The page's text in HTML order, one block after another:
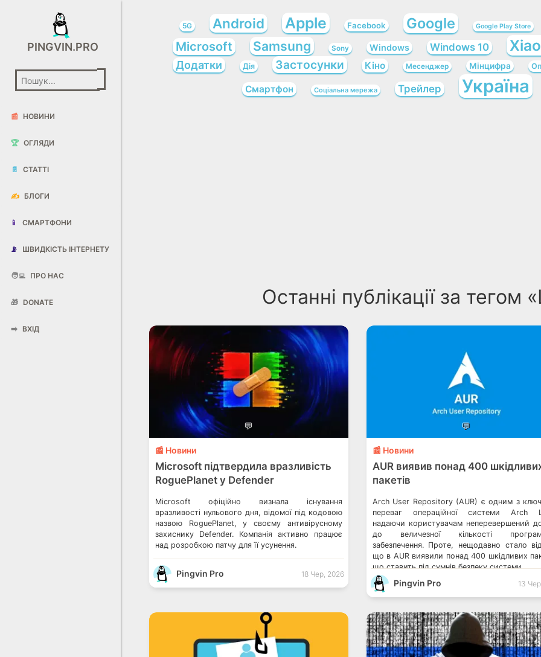
PINGVIN.PRO
📰 НОВИНИ
🏆 ОГЛЯДИ
📄 СТАТТІ
✍️ БЛОГИ
📱 СМАРТФОНИ
📡 ШВИДКІСТЬ ІНТЕРНЕТУ
🧑‍💻 ПРО НАС
🎁 DONATE
➡️ ВХІД
5G Android Apple Facebook Google Google Play Store
Microsoft Samsung Sony Windows Windows 10
Додатки Дія Застосунки Кіно Месенджер Мінцифра
Смартфон Соціальна мережа Трейлер Україна
Останні публікації за тегом
💬
📰 Новини
Microsoft підтвердила вразливість
RoguePlanet у Defender
Microsoft офіційно визнала існування
вразливості нульового дня, відомої під кодовою
назвою RoguePlanet, у своєму антивірусному
захиснику Defender. Компанія активно працює
над розробкою патчу для її усунення.
Pingvin Pro 18 Чер, 2026
💬
📰 Новини
AUR виявив понад 400
пакетів
Arch User Repository (AUR) є одним з
переваг операційної системи Arch
надаючи користувачам неперевершений
до величезної кількості
забезпечення. Проте, нещодавно стало
що в AUR виявили понад 400 шкідливих
що ставить під сумнів безпеку системи.
Pingvin Pro 13